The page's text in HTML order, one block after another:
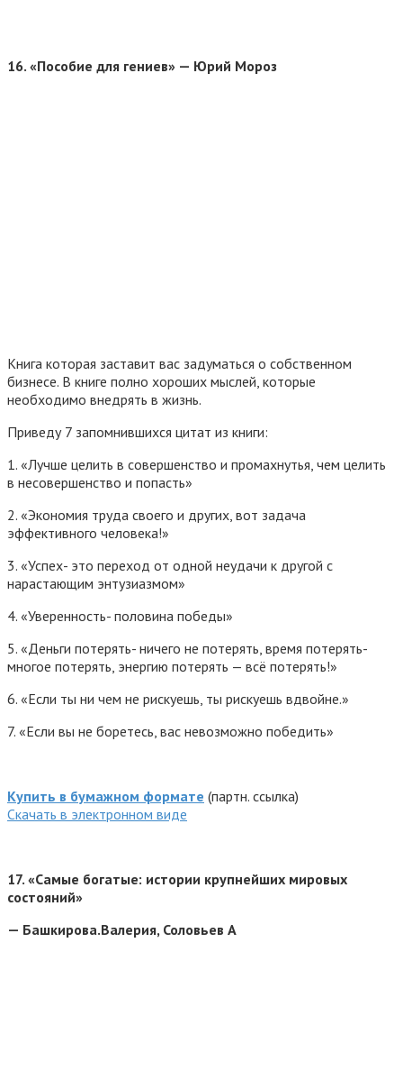
16. «Пособие для гениев» — Юрий Мороз
Книга которая заставит вас задуматься о собственном
бизнесе. В книге полно хороших мыслей, которые
необходимо внедрять в жизнь.
Приведу 7 запомнившихся цитат из книги:
1. «Лучше целить в совершенство и промахнутья, чем целить
в несовершенство и попасть»
2. «Экономия труда своего и других, вот задача
эффективного человека!»
3. «Успех- это переход от одной неудачи к другой с
нарастающим энтузиазмом»
4. «Уверенность- половина победы»
5. «Деньги потерять- ничего не потерять, время потерять-
многое потерять, энергию потерять — всё потерять!»
6. «Если ты ни чем не рискуешь, ты рискуешь вдвойне.»
7. «Если вы не боретесь, вас невозможно победить»
Купить в бумажном формате (партн. ссылка)
Cкачать в электронном виде
17. «Самые богатые: истории крупнейших мировых
состояний»
— Башкирова.Валерия, Соловьев А